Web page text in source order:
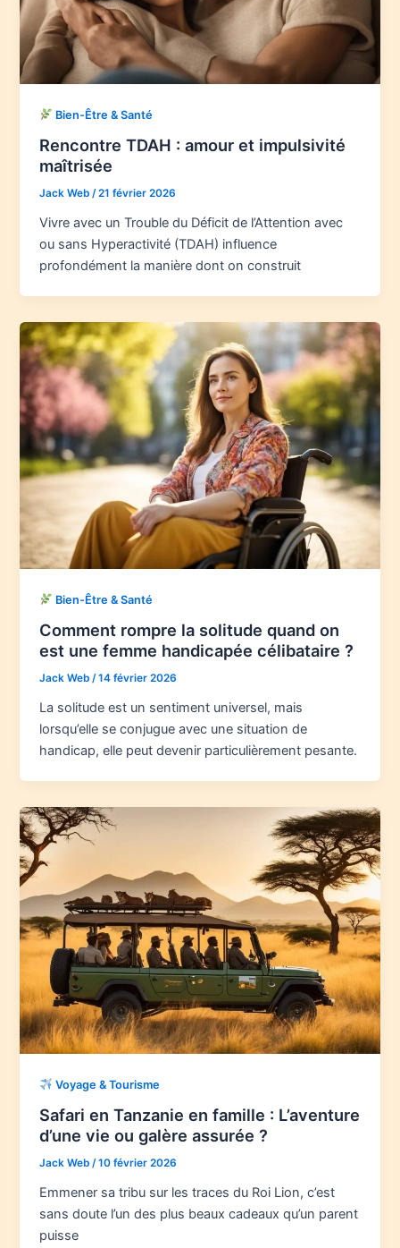
Bien-Être & Santé
Rencontre TDAH : amour et impulsivité
maîtrisée
Jack Web/21 février 2026
Vivre avec un Trouble du Déficit de l’Attention avec
ou sans Hyperactivité (TDAH) influence
profondément la manière dont on construit
Bien-Être & Santé
Comment rompre la solitude quand on
est une femme handicapée célibataire ?
Jack Web/14 février 2026
La solitude est un sentiment universel, mais
lorsqu’elle se conjugue avec une situation de
handicap, elle peut devenir particulièrement pesante.
Voyage & Tourisme
Safari en Tanzanie en famille : L’aventure
d’une vie ou galère assurée ?
Jack Web/10 février 2026
Emmener sa tribu sur les traces du Roi Lion, c’est
sans doute l’un des plus beaux cadeaux qu’un parent
puisse